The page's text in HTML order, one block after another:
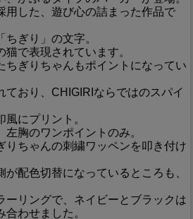
用した、遊び心の詰まった作品で
ぎり」の文字。
で表現されています。
ちぎりちゃんもポイントになってい
ており、CHIGIRIならではのスパイ
にプリント。
胸のワンポイントのみ。
りちゃんの刺繍ワッペンを叩き付け
が配色切替になっているところも、
ーリングで、ネイビーとブラックは
合わせました。